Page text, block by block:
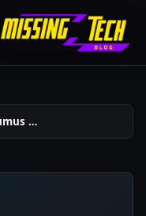
Reolink Lumus Telecamera Smart Compatibile Con Google Nest Hub 406